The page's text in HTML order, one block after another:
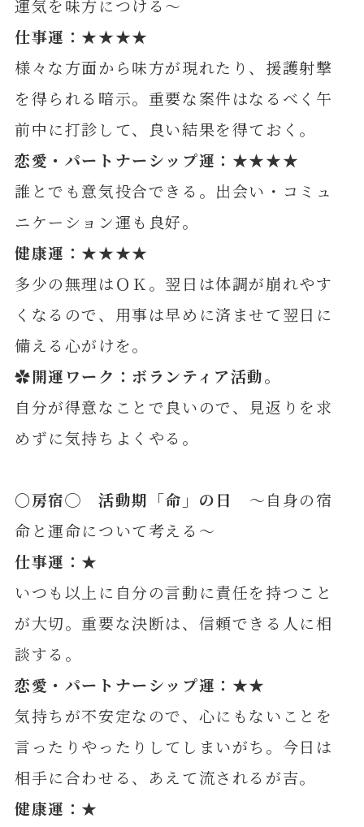
運気を味方につける～
仕事運：★★★★
様々な方面から味方が現れたり、援護射撃
を得られる暗示。重要な案件はなるべく午
前中に打診して、良い結果を得ておく。
恋愛・パートナーシップ運：★★★★
誰とでも意気投合できる。出会い・コミュ
ニケーション運も良好。
健康運：★★★★
多少の無理はＯＫ。翌日は体調が崩れやす
くなるので、用事は早めに済ませて翌日に
備える心がけを。
✿開運ワーク：ボランティア活動。
自分が得意なことで良いので、見返りを求
めずに気持ちよくやる。
〇房宿◯ 活動期「命」の日 ～自身の宿
命と運命について考える～
仕事運：★
いつも以上に自分の言動に責任を持つこと
が大切。重要な決断は、信頼できる人に相
談する。
恋愛・パートナーシップ運：★★
気持ちが不安定なので、心にもないことを
言ったりやったりしてしまいがち。今日は
相手に合わせる、あえて流されるが吉。
健康運：★